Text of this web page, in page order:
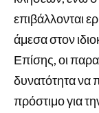
επιβάλλονται
άμεσα στον
Επίσης, οι
δυνατότητα να
πρόστιμο για